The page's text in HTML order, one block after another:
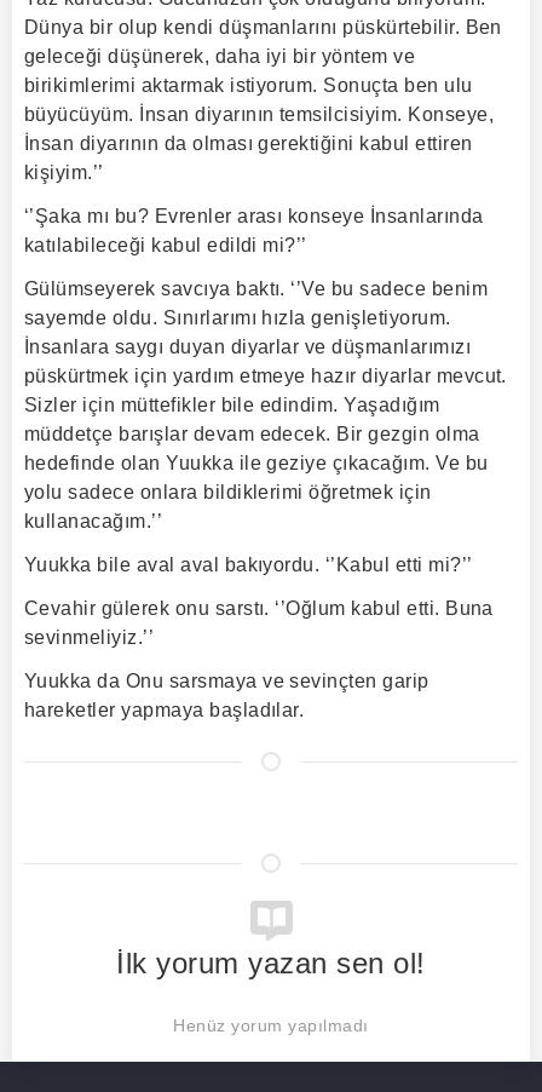
Dünya bir olup kendi düşmanlarını püskürtebilir. Ben
geleceği düşünerek, daha iyi bir yöntem ve
birikimlerimi aktarmak istiyorum. Sonuçta ben ulu
büyücüyüm. İnsan diyarının temsilcisiyim. Konseye,
İnsan diyarının da olması gerektiğini kabul ettiren
kişiyim.’’
‘’Şaka mı bu? Evrenler arası konseye İnsanlarında
katılabileceği kabul edildi mi?’’
Gülümseyerek savcıya baktı. ‘’Ve bu sadece benim
sayemde oldu. Sınırlarımı hızla genişletiyorum.
İnsanlara saygı duyan diyarlar ve düşmanlarımızı
püskürtmek için yardım etmeye hazır diyarlar mevcut.
Sizler için müttefikler bile edindim. Yaşadığım
müddetçe barışlar devam edecek. Bir gezgin olma
hedefinde olan Yuukka ile geziye çıkacağım. Ve bu
yolu sadece onlara bildiklerimi öğretmek için
kullanacağım.’’
Yuukka bile aval aval bakıyordu. ‘’Kabul etti mi?’’
Cevahir gülerek onu sarstı. ‘’Oğlum kabul etti. Buna
sevinmeliyiz.’’
Yuukka da Onu sarsmaya ve sevinçten garip
hareketler yapmaya başladılar.
İlk yorum yazan sen ol!
Henüz yorum yapılmadı